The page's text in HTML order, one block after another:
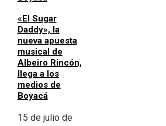
«El Sugar
Daddy», la
nueva apuesta
musical de
Albeiro Rincón,
llega a los
medios de
Boyacá
15 de julio de